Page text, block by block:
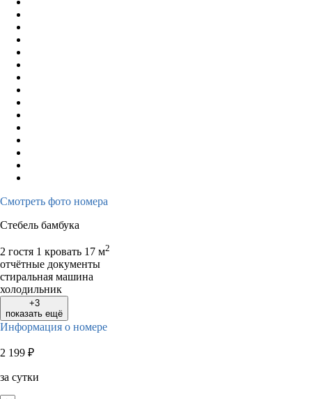
Смотреть фото номера
Стебель бамбука
2 гостя 1 кровать 17 м2
отчётные документы
стиральная машина
холодильник
+3
показать ещё
Информация о номере
2 199 ₽
за сутки